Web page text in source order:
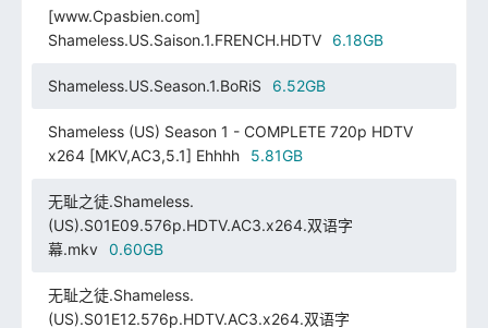
[www.Cpasbien.com]
Shameless.US.Saison.1.FRENCH.HDTV
6.18GB
Shameless.US.Season.1.BoRiS 6.52GB
Shameless (US) Season 1 - COMPLETE 720p HDTV
x264 [MKV,AC3,5.1] Ehhhh
5.81GB
无耻之徒.Shameless.
(US).S01E09.576p.HDTV.AC3.x264.双语字
幕.mkv
0.60GB
无耻之徒.Shameless.
(US).S01E12.576p.HDTV.AC3.x264.双语字